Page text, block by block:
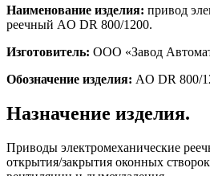
Наименование изделия: привод
реечный AO DR 800/1200.
Изготовитель: ООО «Завод
Обозначение изделия: AO DR 800/
Назначение изделия.
Приводы электромеханические
открытия/закрытия оконных